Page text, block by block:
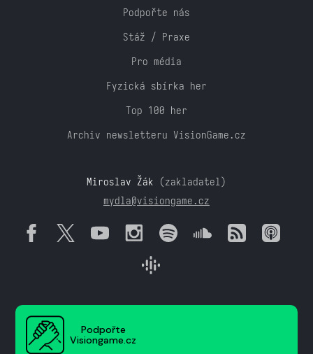
Podpořte nás
Stáž / Praxe
Pro média
Fyzická sbírka her
Top 100 her
Archiv newsletteru VisionGame.cz
Miroslav Žák (zakladatel)
mydla@visiongame.cz
Podpořte
Visiongame.cz